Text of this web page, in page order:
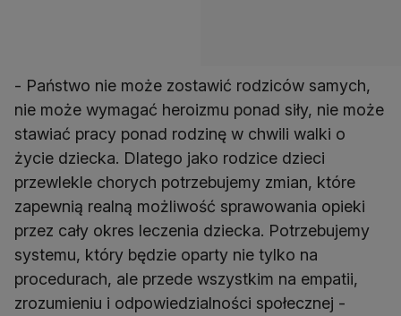
- Państwo nie może zostawić rodziców samych,
nie może wymagać heroizmu ponad siły, nie może
stawiać pracy ponad rodzinę w chwili walki o
życie dziecka. Dlatego jako rodzice dzieci
przewlekle chorych potrzebujemy zmian, które
zapewnią realną możliwość sprawowania opieki
przez cały okres leczenia dziecka. Potrzebujemy
systemu, który będzie oparty nie tylko na
procedurach, ale przede wszystkim na empatii,
zrozumieniu i odpowiedzialności społecznej -